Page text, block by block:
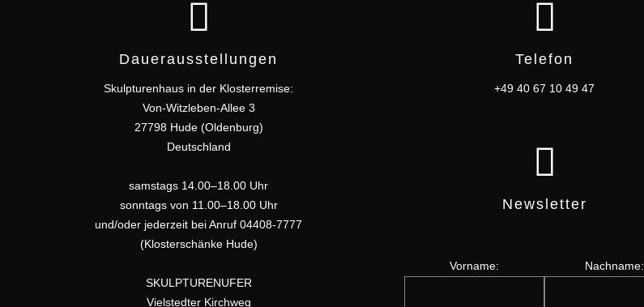
Dauerausstellungen
Skulpturenhaus in der Klosterremise:
Von-Witzleben-Allee 3
27798 Hude (Oldenburg)
Deutschland
samstags 14.00–18.00 Uhr
sonntags von 11.00–18.00 Uhr
und/oder jederzeit bei Anruf 04408-7777
(Klosterschänke Hude)
SKULPTURENUFER
Vielstedter Kirchweg
Telefon
+49 40 67 10 49 47
Newsletter
Vorname: Nachname: